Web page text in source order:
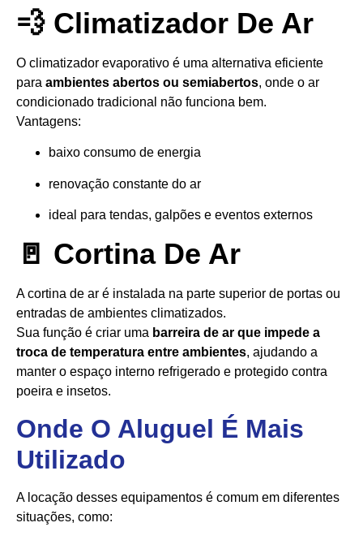
💨 Climatizador De Ar
O climatizador evaporativo é uma alternativa eficiente
para ambientes abertos ou semiabertos, onde o ar
condicionado tradicional não funciona bem.
Vantagens:
baixo consumo de energia
renovação constante do ar
ideal para tendas, galpões e eventos externos
🚪 Cortina De Ar
A cortina de ar é instalada na parte superior de portas ou
entradas de ambientes climatizados.
Sua função é criar uma barreira de ar que impede a
troca de temperatura entre ambientes, ajudando a
manter o espaço interno refrigerado e protegido contra
poeira e insetos.
Onde O Aluguel É Mais
Utilizado
A locação desses equipamentos é comum em diferentes
situações, como: